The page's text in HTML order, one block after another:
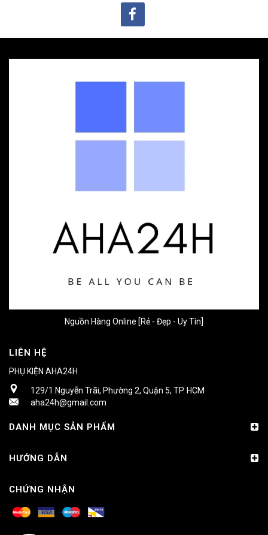
Nguồn Hàng Online [Rẻ - Đẹp - Uy Tín]
LIÊN HỆ
PHỤ KIỆN AHA24H
129/1 Nguyễn Trãi, Phường 2, Quận 5, TP. HCM
aha24h@gmail.com
DANH MỤC SẢN PHẨM
HƯỚNG DẪN
CHỨNG NHẬN